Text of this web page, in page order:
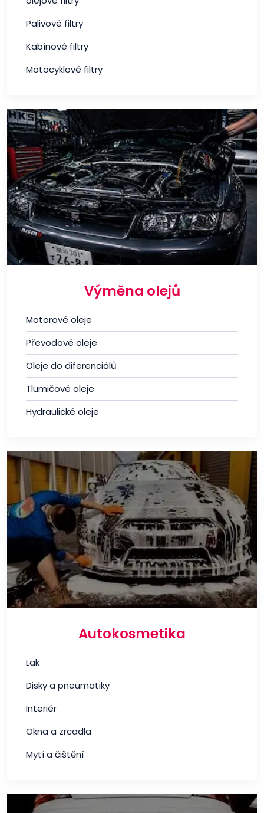
Palivové filtry
Kabínové filtry
Motocyklové filtry
Výměna olejů
Motorové oleje
Převodové oleje
Oleje do diferenciálů
Tlumičové oleje
Hydraulické oleje
Autokosmetika
Lak
Disky a pneumatiky
Interiér
Okna a zrcadla
Mytí a čištění